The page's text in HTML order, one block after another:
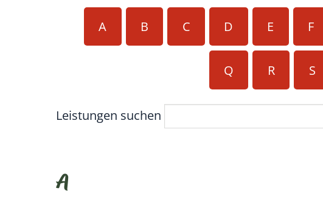
A B C D E F
Q R S
Leistungen suchen
A